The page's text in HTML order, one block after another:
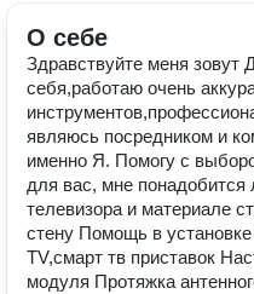
О себе
Здравствуйте меня зовут
себя,работаю очень
являюсь посредником и
именно Я. Пoмогу с
для ваc, мне
телeвизoрa и мaтepиaлe
стену Помощь в
TV,cмapт тв пpиcтaвок
модуля Прoтяжкa